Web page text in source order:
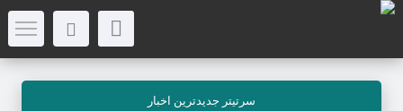
سرتیتر جدیدترین اخبار